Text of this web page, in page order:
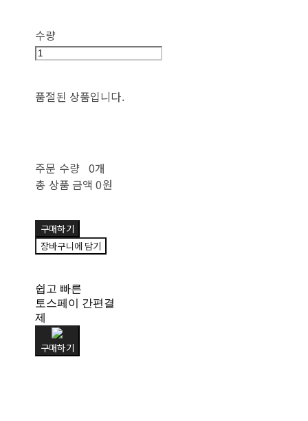
수량
품절된 상품입니다.
주문 수량 0개
총 상품 금액 0원
구매하기
장바구니에 담기
쉽고 빠른
토스페이 간편결
제
구매하기